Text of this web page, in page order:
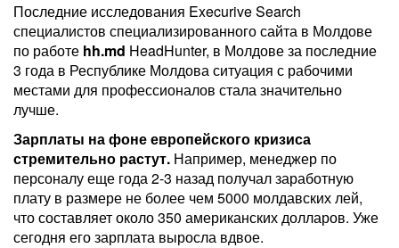
Последние исследования Execurive Search
специалистов специализированного сайта в Молдове
по работе hh.md HeadHunter, в Молдове за последние
3 года в Республике Молдова ситуация с рабочими
местами для профессионалов стала значительно
лучше.
Зарплаты на фоне европейского кризиса
стремительно растут. Например, менеджер по
персоналу еще года 2-3 назад получал заработную
плату в размере не более чем 5000 молдавских лей,
что составляет около 350 американских долларов. Уже
сегодня его зарплата выросла вдвое.